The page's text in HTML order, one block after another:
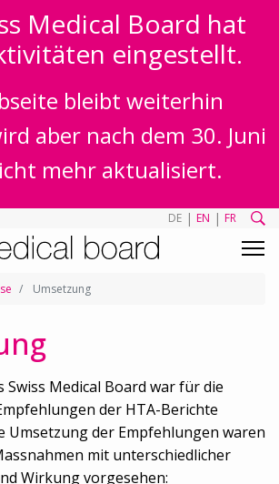
Medical Board hat
eingestellt.
bleibt weiterhin
aber nach dem 30. Juni
mehr aktualisiert.
DE | EN | FR
Umsetzung
Swiss Medical Board war für die
der HTA-Berichte
Umsetzung der Empfehlungen waren
mit unterschiedlicher
Wirkung vorgesehen: